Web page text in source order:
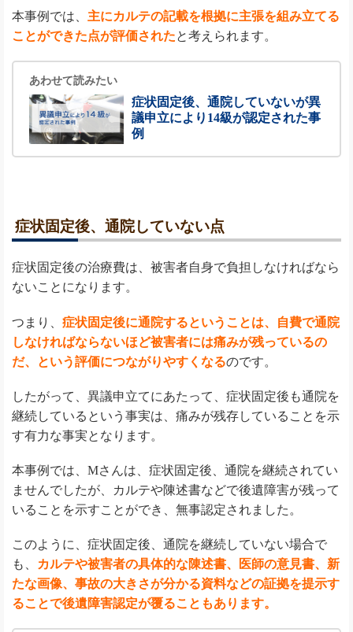
本事例では、 主にカルテの記載を根拠に主張を組み立てる
ことができた点が評価されたと考えられます。
あわせて読みたい
症状固定後、通院していないが異
議申立により14級が認定された事
例
症状固定後、通院していない点
症状固定後の治療費は、被害者自身で負担しなければなら
ないことになります。
つまり、 症状固定後に通院するということは、自費で通院
しなければならないほど被害者には痛みが残っているの
だ、という評価につながりやすくなるのです。
したがって、異議申立てにあたって、症状固定後も通院を
継続しているという事実は、痛みが残存していることを示
す有力な事実となります。
本事例では、Mさんは、症状固定後、通院を継続されてい
ませんでしたが、カルテや陳述書などで後遺障害が残って
いることを示すことができ、無事認定されました。
このように、症状固定後、通院を継続していない場合で
も、
カルテや被害者の具体的な陳述書、医師の意見書、新
たな画像、事故の大きさが分かる資料などの証拠を提示す
ることで後遺障害認定が覆ることもあります。